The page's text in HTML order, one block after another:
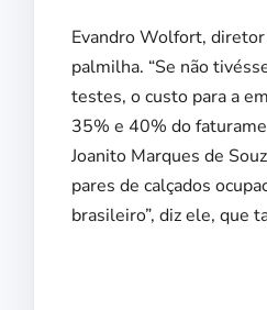
Evandro Wolfort,
palmilha. “Se não
testes, o custo para a
35% e 40% do
Joanito Marques de
pares de calçados
brasileiro”, diz ele, que